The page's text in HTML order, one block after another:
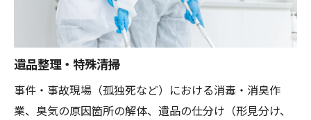
遺品整理・特殊清掃
事件・事故現場（孤独死など）における消毒・消臭作
業、臭気の原因箇所の解体、遺品の仕分け（形見分け、